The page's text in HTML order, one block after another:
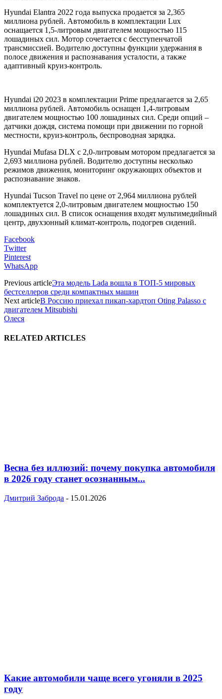
Hyundai Elantra 2022 года выпуска продается за 2,365
миллиона рублей. Автомобиль в комплектации Lux
оснащается 1,5-литровым двигателем мощностью 115
лошадиных сил. Мотор сочетается с бесступенчатой
трансмиссией. Водителю доступны функции удержания в
полосе движения и распознавания усталости, а также
адаптивный круиз-контроль.
Hyundai i20 2023 в комплектации Prime предлагается за 2,65
миллиона рублей. Автомобиль оснащен 1,4-литровым
двигателем мощностью 100 лошадиных сил. Среди опций –
датчики дождя, система помощи при движении по горной
местности, круиз-контроль, беспроводная зарядка.
Hyundai Mufasa DLX с 2,0-литровым мотором предлагается за
2,693 миллиона рублей. Водителю доступны несколько
режимов движения, мониторинг окружающих объектов и
распознавание знаков.
Hyundai Tucson Travel по цене от 2,964 миллиона рублей
комплектуется 2,0-литровым двигателем мощностью 150
лошадиных сил. В список оснащения входят мультимедийный
центр, двухзонный климат-контроль, подогрев сидений.
Facebook
Twitter
Pinterest
WhatsApp
Previous articleЭта модель Lada вошла в ТОП-5 мировых
бестселлеров среди компактных машин
Next articleВ Россию приехал пикап-хардтоп Oting Palasso с
двигателем Mitsubishi
Олеся
RELATED ARTICLES
Весна без иллюзий: почему покупка автомобиля
в 2026 году станет осознанным...
Дмитрий Заброда - 15.01.2026
Какие автомобили чаще всего угоняли в 2025
году